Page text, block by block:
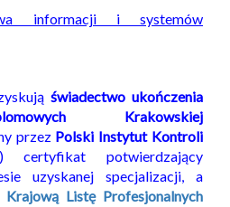
informacji i systemów
świadectwo ukończenia
Krakowskiej
przez Polski Instytut Kontroli
certyfikat potwierdzający
uzyskanej specjalizacji, a
Krajową Listę Profesjonalnych